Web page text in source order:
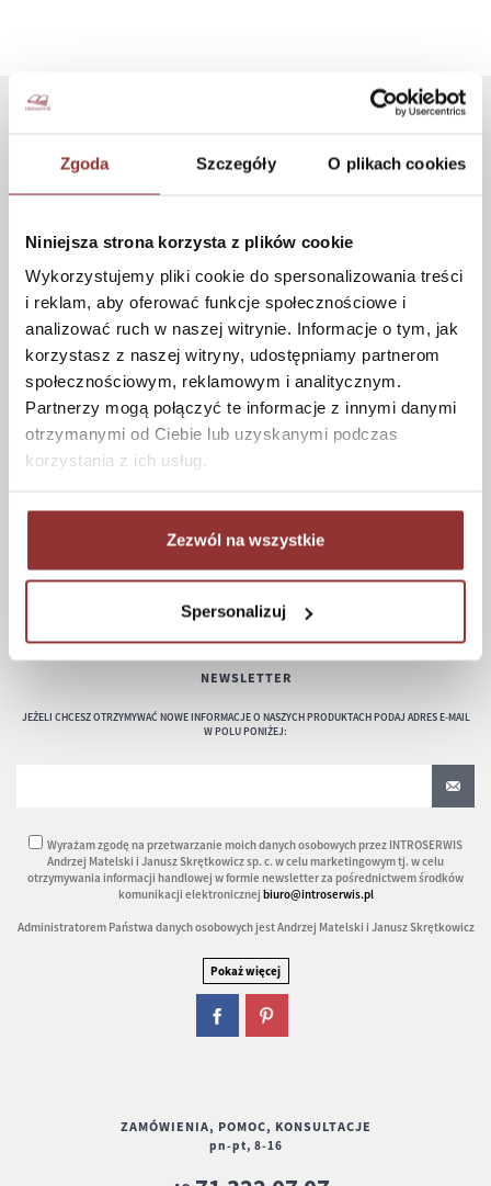
Zgoda Szczegóły O plikach cookies
Niniejsza strona korzysta z plików cookie
Wykorzystujemy pliki cookie do spersonalizowania treści
i reklam, aby oferować funkcje społecznościowe i
analizować ruch w naszej witrynie. Informacje o tym, jak
korzystasz z naszej witryny, udostępniamy partnerom
społecznościowym, reklamowym i analitycznym.
Partnerzy mogą połączyć te informacje z innymi danymi
otrzymanymi od Ciebie lub uzyskanymi podczas
korzystania z ich usług.
Zezwól na wszystkie
Spersonalizuj
Formy płatności
Koszt dostawy
Informacje techniczne
POMOC
Regulamin
Konserwacja i czyszczenie
NEWSLETTER
JEŻELI CHCESZ OTRZYMYWAĆ NOWE INFORMACJE O NASZYCH PRODUKTACH PODAJ ADRES E-MAIL
W POLU PONIŻEJ:
Wyrażam zgodę na przetwarzanie moich danych osobowych przez INTROSERWIS
Andrzej Matelski i Janusz Skrętkowicz sp. c. w celu marketingowym tj. w celu
otrzymywania informacji handlowej w formie newsletter za pośrednictwem środków
komunikacji elektronicznej biuro@introserwis.pl
Administratorem Państwa danych osobowych jest Andrzej Matelski i Janusz Skrętkowicz
ZAMÓWIENIA, POMOC, KONSULTACJE
pn-pt, 8-16